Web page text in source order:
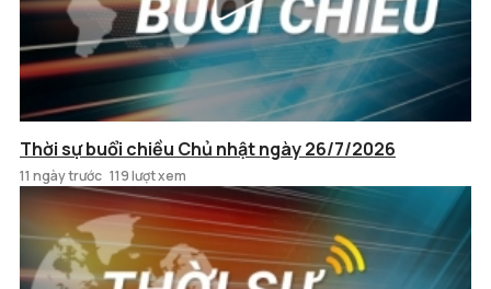
Thời sự buổi chiều Chủ nhật ngày 26/7/2026
11 ngày trước 119 lượt xem